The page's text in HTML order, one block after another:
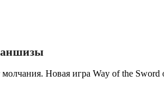
Новая игра Way of the